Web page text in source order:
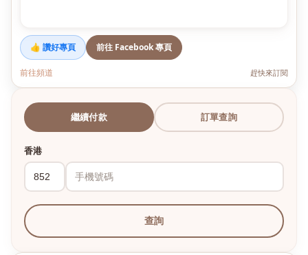
👍 讚好專頁 前往 Facebook 專頁
前往頻道 趕快來訂閱
繼續付款 訂單查詢
香港
查詢